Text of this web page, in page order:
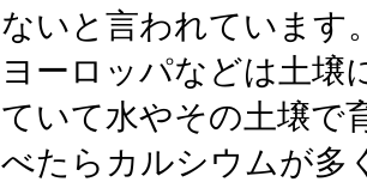
ないと言われています
ヨーロッパなどは土壌
ていて水やその土壌で
べたらカルシウムが多